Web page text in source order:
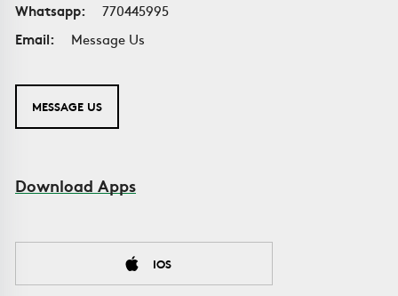
Whatsapp:
770445995
Email:
Message Us
MESSAGE US
Download Apps
IOS